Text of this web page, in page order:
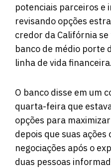
potenciais parceiros e
revisando opções
credor da Califórnia
banco de médio porte
linha de vida financeira.
O banco disse em um
quarta-feira que
opções para
depois que suas
negociações após o
duas pessoas